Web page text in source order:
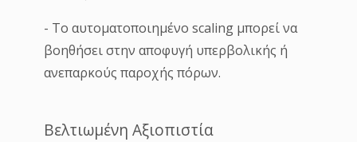
- Το αυτοματοποιημένο scaling μπορεί να
βοηθήσει στην αποφυγή υπερβολικής ή
ανεπαρκούς παροχής πόρων.
Βελτιωμένη Αξιοπιστία